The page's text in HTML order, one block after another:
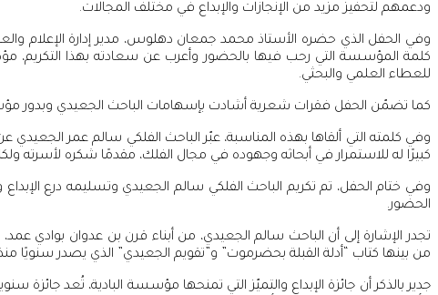
ودعمهم لتحفيز مزيد من الإنجازات والإبداع في مختلف المجالات.
وفي الحفل الذي حضره الأستاذ محمد جمعان دهلوس، مدير إدارة الإعلام
كلمة المؤسسة التي رحب فيها بالحضور وأعرب عن سعادته بهذا التكريم،
للعطاء العلمي والبحثي.
كما تضمّن الحفل فقرات شعرية أشادت بإسهامات الباحث الجعيدي وبدور
وفي كلمته التي ألقاها بهذه المناسبة، عبّر الباحث الفلكي سالم عمر
كبيرًا له للاستمرار في أبحاثه وجهوده في مجال الفلك، مقدمًا شكره لأسرته
وفي ختام الحفل، تم تكريم الباحث الفلكي سالم الجعيدي وتسليمه درع
الحضور.
تجدر الإشارة إلى أن الباحث سالم الجعيدي، من أبناء قرن بن عدوان بوادي
من بينها كتاب “أدلة القبلة بحضرموت” و”تقويم الجعيدي” الذي يصدر سنويًا منذ عام
جدير بالذكر أن جائزة الإبداع والتميّز التي تمنحها مؤسسة البادية، تُعد